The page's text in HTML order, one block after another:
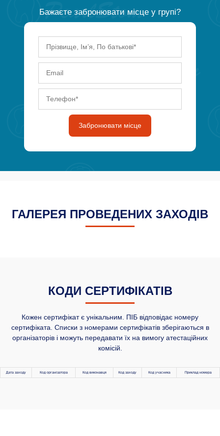
Бажаєте забронювати місце у групі?
Забронювати місце
ГАЛЕРЕЯ ПРОВЕДЕНИХ ЗАХОДІВ
КОДИ СЕРТИФІКАТІВ
Кожен сертифікат є унікальним. ПІБ відповідає номеру
сертифіката. Списки з номерами сертифікатів зберігаються в
організаторів і можуть передавати їх на вимогу атестаційних
комісій.
Дата заходу Код організатора Код виконавця Код заходу Код учасника Приклад номера